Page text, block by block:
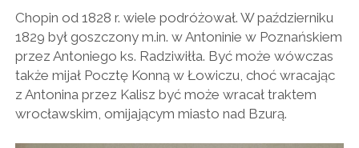
Chopin od 1828 r. wiele podróżował. W październiku
1829 był goszczony m.in. w Antoninie w Poznańskiem
przez Antoniego ks. Radziwiłła. Być może wówczas
także mijał Pocztę Konną w Łowiczu, choć wracając
z Antonina przez Kalisz być może wracał traktem
wrocławskim, omijającym miasto nad Bzurą.